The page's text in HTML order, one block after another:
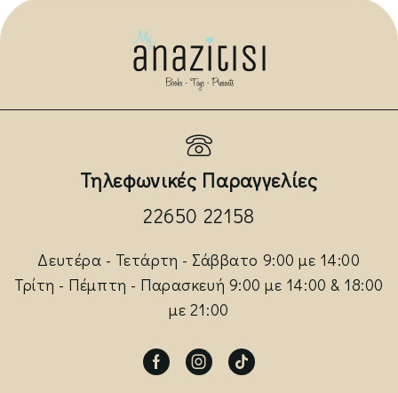
Τηλεφωνικές Παραγγελίες
22650 22158
Δευτέρα - Τετάρτη - Σάββατο 9:00 με 14:00
Τρίτη - Πέμπτη - Παρασκευή 9:00 με 14:00 & 18:00
με 21:00
FacebookInstagram
Tik-